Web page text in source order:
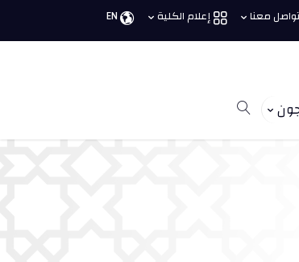
تواصل معنا إعلام الكلية EN